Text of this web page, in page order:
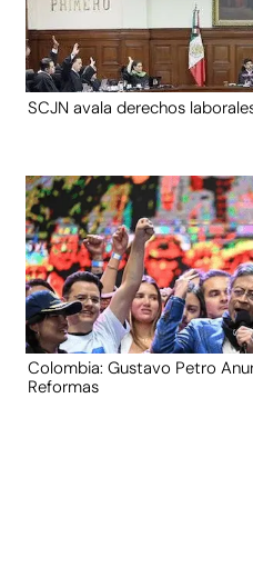
SCJN avala derechos
Colombia: Gustavo Petro
Reformas